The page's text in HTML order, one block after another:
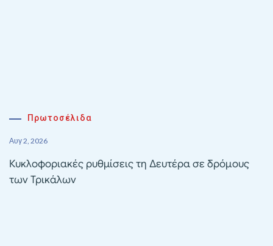
Πρωτοσέλιδα
Αυγ 2, 2026
Κυκλοφοριακές ρυθμίσεις τη Δευτέρα σε δρόμους
των Τρικάλων